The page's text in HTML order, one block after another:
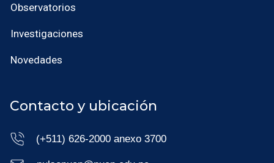
Observatorios
Investigaciones
Novedades
Contacto y ubicación
(+511) 626-2000 anexo 3700